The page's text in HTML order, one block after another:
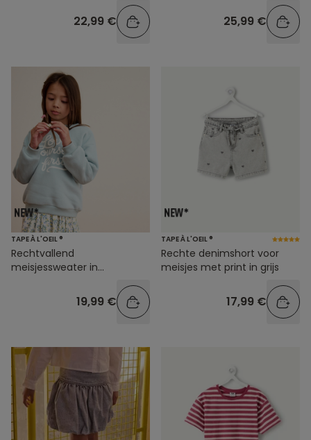
22,99 € 25,99 €
TAPE À L'OEIL ®
Rechtvallend
meisjessweater in
19,99 €
TAPE À L'OEIL ®
Rechte denimshort voor
meisjes met print in grijs
17,99 €